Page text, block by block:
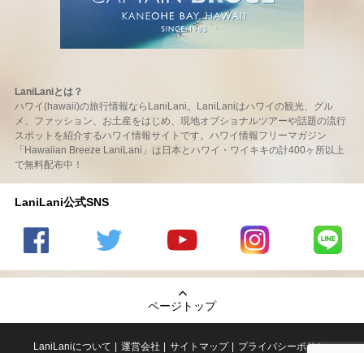
LaniLaniとは？
ハワイ(hawaii)の旅行情報ならLaniLani。LaniLaniはハワイの観光、グル
メ、ファッション、お土産をはじめ、現地オプショナルツアーや話題の流行
スポットを紹介するハワイ情報サイトです。ハワイ情報フリーマガジン
「Hawaiian Breeze LaniLani」は日本とハワイ・ワイキキの計400ヶ所以上
で無料配布中！
LaniLani公式SNS
の
のtwitter
の
Youtube
チャンネ
LaniLani
LaniLani
ページトップ
LaniLaniについて 運営会社 サイトマップ プライバシーポリシー